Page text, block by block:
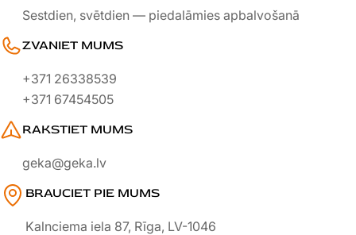
Sestdien, svētdien — piedalāmies apbalvošanā
ZVANIET MUMS
+371 26338539
+371 67454505
RAKSTIET MUMS
geka@geka.lv
BRAUCIET PIE MUMS
Kalnciema iela 87, Rīga, LV-1046